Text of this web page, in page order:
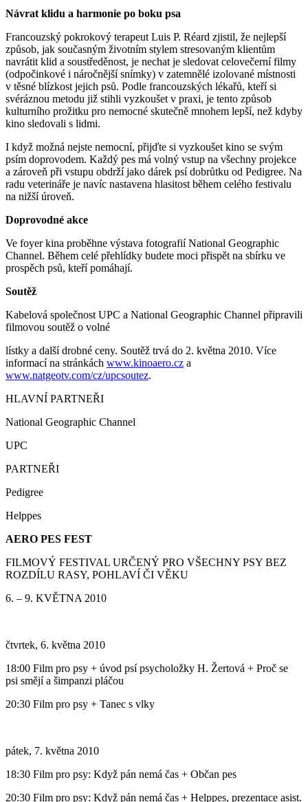
Návrat klidu a harmonie po boku psa
Francouzský pokrokový terapeut Luis P. Réard zjistil, že nejlepší
způsob, jak současným životním stylem stresovaným klientům
navrátit klid a soustředěnost, je nechat je sledovat celovečerní filmy
(odpočinkové i náročnější snímky) v zatemnělé izolované místnosti
v těsné blízkost jejich psů. Podle francouzských lékařů, kteří si
svéráznou metodu již stihli vyzkoušet v praxi, je tento způsob
kulturního prožitku pro nemocné skutečně mnohem lepší, než kdyby
kino sledovali s lidmi.
I když možná nejste nemocní, přijďte si vyzkoušet kino se svým
psím doprovodem. Každý pes má volný vstup na všechny projekce
a zároveň při vstupu obdrží jako dárek psí dobrůtku od Pedigree. Na
radu veterináře je navíc nastavena hlasitost během celého festivalu
na nižší úroveň.
Doprovodné akce
Ve foyer kina proběhne výstava fotografií National Geographic
Channel. Během celé přehlídky budete moci přispět na sbírku ve
prospěch psů, kteří pomáhají.
Soutěž
Kabelová společnost UPC a National Geographic Channel připravili
filmovou soutěž o volné
lístky a další drobné ceny. Soutěž trvá do 2. května 2010. Více
informací na stránkách www.kinoaero.cz a
www.natgeotv.com/cz/upcsoutez.
HLAVNÍ PARTNEŘI
National Geographic Channel
UPC
PARTNEŘI
Pedigree
Helppes
AERO PES FEST
FILMOVÝ FESTIVAL URČENÝ PRO VŠECHNY PSY BEZ
ROZDÍLU RASY, POHLAVÍ ČI VĚKU
6. – 9. KVĚTNA 2010
čtvrtek, 6. května 2010
18:00 Film pro psy + úvod psí psycholožky H. Žertová + Proč se
psi smějí a šimpanzi pláčou
20:30 Film pro psy + Tanec s vlky
pátek, 7. května 2010
18:30 Film pro psy: Když pán nemá čas + Občan pes
20:30 Film pro psy: Když pán nemá čas + Helppes, prezentace asist.